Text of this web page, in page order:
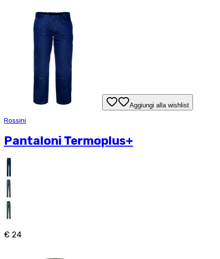
Aggiungi alla wishlist
Rossini
Pantaloni Termoplus+
€ 24